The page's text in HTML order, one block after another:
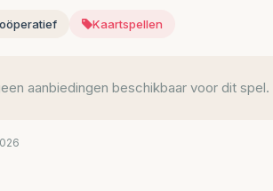
Kaartspellen
aanbiedingen beschikbaar voor dit